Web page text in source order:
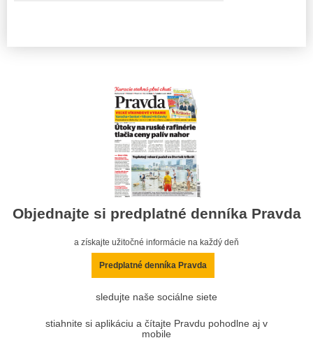
Objednajte si predplatné denníka Pravda
a získajte užitočné informácie na každý deň
Predplatné denníka Pravda
sledujte naše sociálne siete
stiahnite si aplikáciu a čítajte Pravdu pohodlne aj v
mobile